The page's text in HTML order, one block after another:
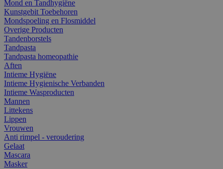
Mond en Tandhygiëne
Kunstgebit Toebehoren
Mondspoeling en Flosmiddel
Overige Producten
Tandenborstels
Tandpasta
Tandpasta homeopathie
Aften
Intieme Hygiëne
Intieme Hygienische Verbanden
Intieme Wasproducten
Mannen
Littekens
Lippen
Vrouwen
Anti rimpel - veroudering
Gelaat
Mascara
Masker